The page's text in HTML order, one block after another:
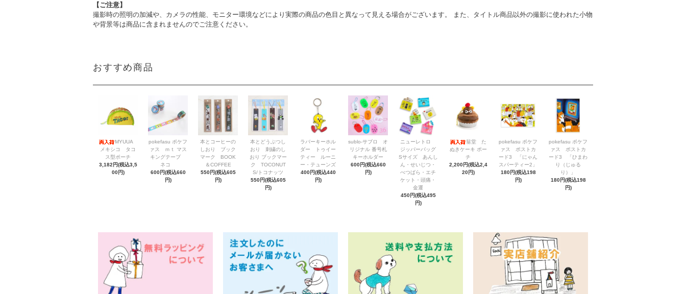
【ご注意】
撮影時の照明の加減や、カメラの性能、モニター環境などにより実際の商品の色目と異なって見える場合がございます。 また、タイトル商品以外の撮影に使われた小物
や背景等は商品に含まれませんのでご注意ください。
おすすめ商品
MYUUA
メキシコ タコ
ス型ポーチ
3,182円(税込3,5
00円)
pokefasu ポケフ
ァス ｍｔ マス
キングテープ
ネコ
600円(税込660
円)
本とコーヒーの
しおり ブック
マーク BOOK
＆COFFEE
550円(税込605
円)
本とどうぶつし
おり 刺繍のし
おり ブックマー
ク TOCONUT
S/トコナッツ
550円(税込605
円)
ラバーキーホル
ダー トゥイー
ティー ルーニ
ー・テューンズ
400円(税込440
円)
sublo-サブロ オ
リジナル 番号札
キーホルダー
600円(税込660
円)
ニューレトロ
ジッパーバッグ
Sサイズ あんし
ん・せいじつ・
べつばら・エチ
ケット・頭痛・
金運
450円(税込495
円)
翁堂 た
ぬきケーキ ポー
チ
2,200円(税込2,4
20円)
pokefasu ポケフ
ァス ポストカ
ード3 「にゃん
スパーティー2」
180円(税込198
円)
pokefasu ポケフ
ァス ポストカ
ード3 「ひまわ
り（じゅる
り）」
180円(税込198
円)